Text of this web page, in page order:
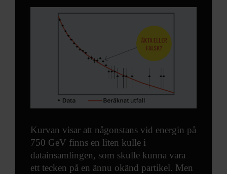
Kurvan visar att någonstans vid energin på
750 GeV finns en liten kulle i
datainsamlingen, som skulle kunna vara
ett tecken på en ännu okänd partikel. Men